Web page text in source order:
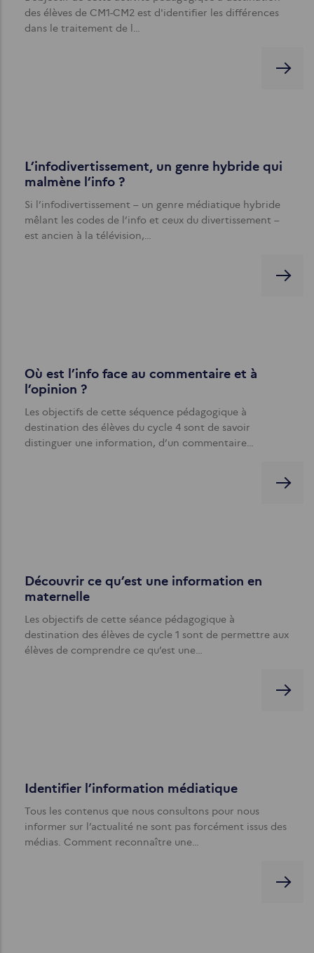
des élèves de CM1-CM2 est d'identifier les différences
dans le traitement de l…
L’infodivertissement, un genre hybride qui
malmène l’info ?
Si l’infodivertissement – un genre médiatique hybride
mêlant les codes de l’info et ceux du divertissement –
est ancien à la télévision,…
Où est l’info face au commentaire et à
l’opinion ?
Les objectifs de cette séquence pédagogique à
destination des élèves du cycle 4 sont de savoir
distinguer une information, d’un commentaire…
Découvrir ce qu’est une information en
maternelle
Les objectifs de cette séance pédagogique à
destination des élèves de cycle 1 sont de permettre aux
élèves de comprendre ce qu’est une…
Identifier l’information médiatique
Tous les contenus que nous consultons pour nous
informer sur l’actualité ne sont pas forcément issus des
médias. Comment reconnaître une…